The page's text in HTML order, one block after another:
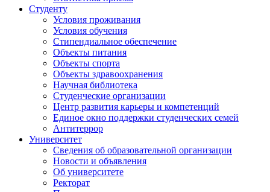
Студенту
Условия проживания
Условия обучения
Стипендиальное обеспечение
Объекты питания
Объекты спорта
Объекты здравоохранения
Научная библиотека
Студенческие организации
Центр развития карьеры и компетенций
Единое окно поддержки студенческих семей
Антитеррор
Университет
Сведения об образовательной организации
Новости и объявления
Об университете
Ректорат